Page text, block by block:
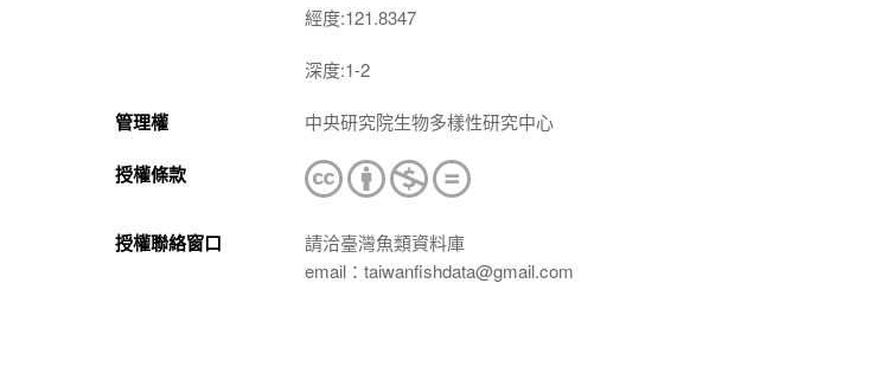
經度:121.8347
深度:1-2
管理權 中央研究院生物多樣性研究中心
授權條款
授權聯絡窗口
請洽臺灣魚類資料庫
email：taiwanfishdata@gmail.com